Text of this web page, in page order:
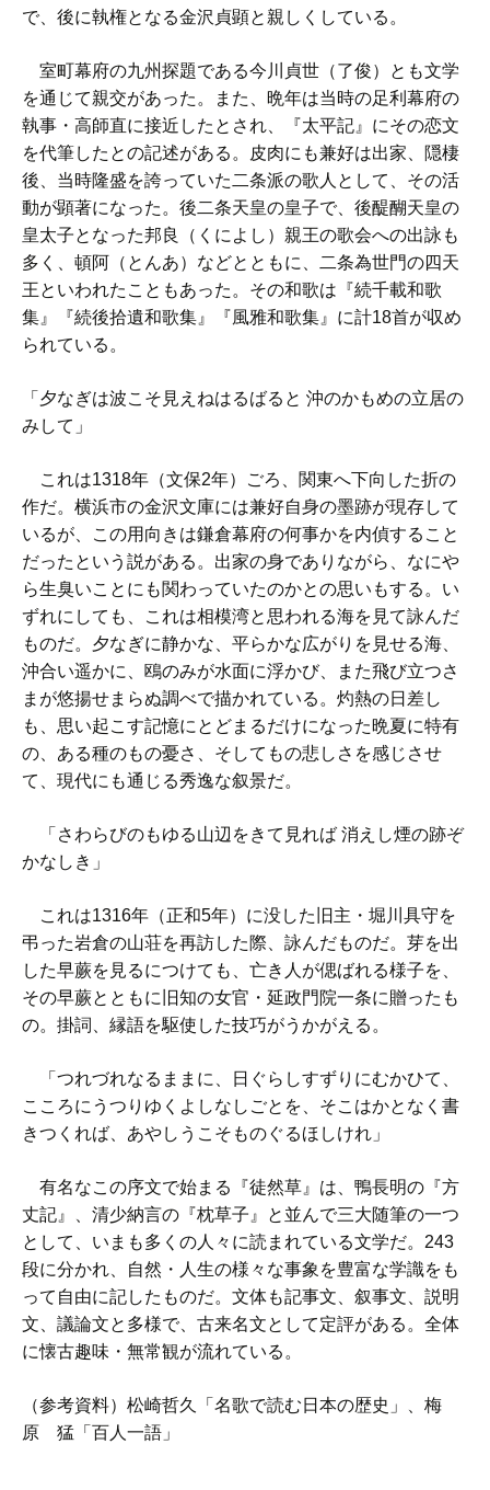
で、後に執権となる金沢貞顕と親しくしている。
室町幕府の九州探題である今川貞世（了俊）とも文学
を通じて親交があった。また、晩年は当時の足利幕府の
執事・高師直に接近したとされ、『太平記』にその恋文
を代筆したとの記述がある。皮肉にも兼好は出家、隠棲
後、当時隆盛を誇っていた二条派の歌人として、その活
動が顕著になった。後二条天皇の皇子で、後醍醐天皇の
皇太子となった邦良（くによし）親王の歌会への出詠も
多く、頓阿（とんあ）などとともに、二条為世門の四天
王といわれたこともあった。その和歌は『続千載和歌
集』『続後拾遺和歌集』『風雅和歌集』に計18首が収め
られている。
「夕なぎは波こそ見えねはるばると 沖のかもめの立居の
みして」
これは1318年（文保2年）ごろ、関東へ下向した折の
作だ。横浜市の金沢文庫には兼好自身の墨跡が現存して
いるが、この用向きは鎌倉幕府の何事かを内偵すること
だったという説がある。出家の身でありながら、なにや
ら生臭いことにも関わっていたのかとの思いもする。い
ずれにしても、これは相模湾と思われる海を見て詠んだ
ものだ。夕なぎに静かな、平らかな広がりを見せる海、
沖合い遥かに、鴎のみが水面に浮かび、また飛び立つさ
まが悠揚せまらぬ調べで描かれている。灼熱の日差し
も、思い起こす記憶にとどまるだけになった晩夏に特有
の、ある種のもの憂さ、そしてもの悲しさを感じさせ
て、現代にも通じる秀逸な叙景だ。
「さわらびのもゆる山辺をきて見れば 消えし煙の跡ぞ
かなしき」
これは1316年（正和5年）に没した旧主・堀川具守を
弔った岩倉の山荘を再訪した際、詠んだものだ。芽を出
した早蕨を見るにつけても、亡き人が偲ばれる様子を、
その早蕨とともに旧知の女官・延政門院一条に贈ったも
の。掛詞、縁語を駆使した技巧がうかがえる。
「つれづれなるままに、日ぐらしすずりにむかひて、
こころにうつりゆくよしなしごとを、そこはかとなく書
きつくれば、あやしうこそものぐるほしけれ」
有名なこの序文で始まる『徒然草』は、鴨長明の『方
丈記』、清少納言の『枕草子』と並んで三大随筆の一つ
として、いまも多くの人々に読まれている文学だ。243
段に分かれ、自然・人生の様々な事象を豊富な学識をも
って自由に記したものだ。文体も記事文、叙事文、説明
文、議論文と多様で、古来名文として定評がある。全体
に懐古趣味・無常観が流れている。
（参考資料）松崎哲久「名歌で読む日本の歴史」、梅
原 猛「百人一語」